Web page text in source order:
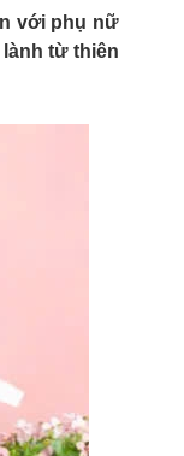
Doanh nghiệp
Thông tin
với phụ nữ
từ thiên